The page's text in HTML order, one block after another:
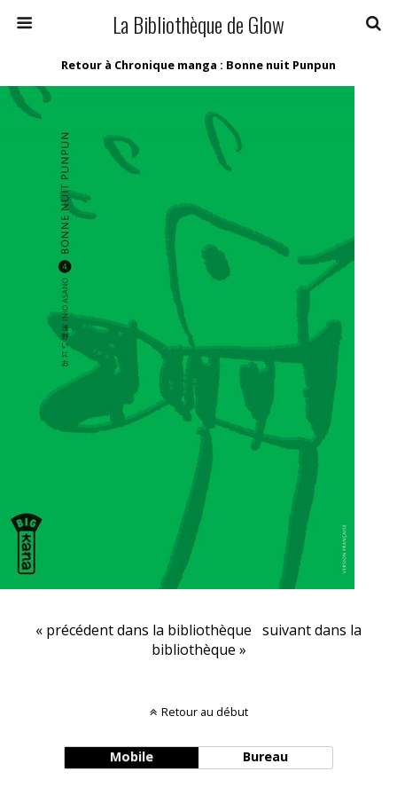
La Bibliothèque de Glow
Retour à Chronique manga : Bonne nuit Punpun
« précédent dans la bibliothèque suivant dans la
bibliothèque »
Retour au début
Mobile Bureau